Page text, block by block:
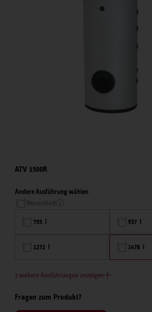
ATV 1500R
Andere Ausführung wählen
Nenninhalt
755 l 937 l
1272 l 1478 l
2 weitere Ausführungen anzeigen
Fragen zum Produkt?